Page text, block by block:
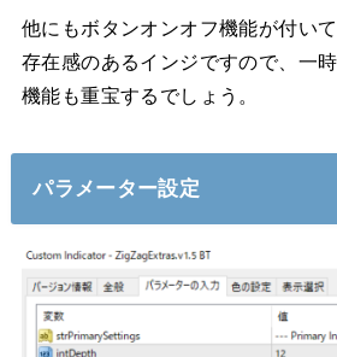
他にもボタンオンオフ機能が付いて
存在感のあるインジですので、一
機能も重宝するでしょう。
パラメーター設定